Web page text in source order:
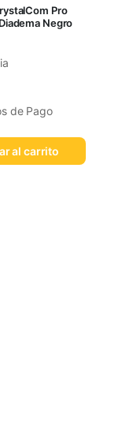
Pro
Negro
de Pago
al carrito